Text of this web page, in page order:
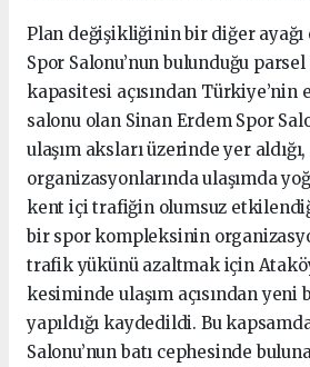
Plan değişikliğinin bir diğer ayağı
Spor Salonu’nun bulunduğu
kapasitesi açısından Türkiye’nin
salonu olan Sinan Erdem Spor
ulaşım aksları üzerinde yer
organizasyonlarında ulaşımda
kent içi trafiğin olumsuz
bir spor kompleksinin
trafik yükünü azaltmak için
kesiminde ulaşım açısından yeni
yapıldığı kaydedildi. Bu
Salonu’nun batı cephesinde